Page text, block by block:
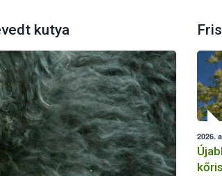
kutya
2026.